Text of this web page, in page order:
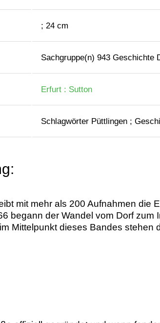
; 24 cm
Sachgruppe(n) 943 Geschichte
Erfurt : Sutton
Schlagwörter Püttlingen ;
mit mehr als 200 Aufnahmen die
begann der Wandel vom Dorf
Mittelpunkt dieses Bandes